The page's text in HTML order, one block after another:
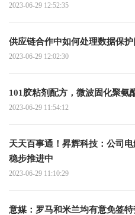
2023-06-29 12:52:35
供应链合作中如何处理数据保
2023-06-29 12:02:30
101胶粘剂配方，微波固化聚氨
2023-06-29 11:54:12
天天百事通！昇辉科技：公司
稳步推进中
2023-06-29 11:10:29
意媒：罗马和米兰均有意免签